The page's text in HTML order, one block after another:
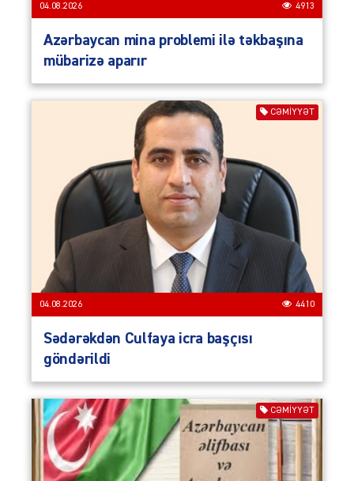
04.08.2026 4913
Azərbaycan mina problemi ilə təkbaşına
mübarizə aparır
CƏMIYYƏT
04.08.2026 4410
Sədərəkdən Culfaya icra başçısı
göndərildi
CƏMIYYƏT